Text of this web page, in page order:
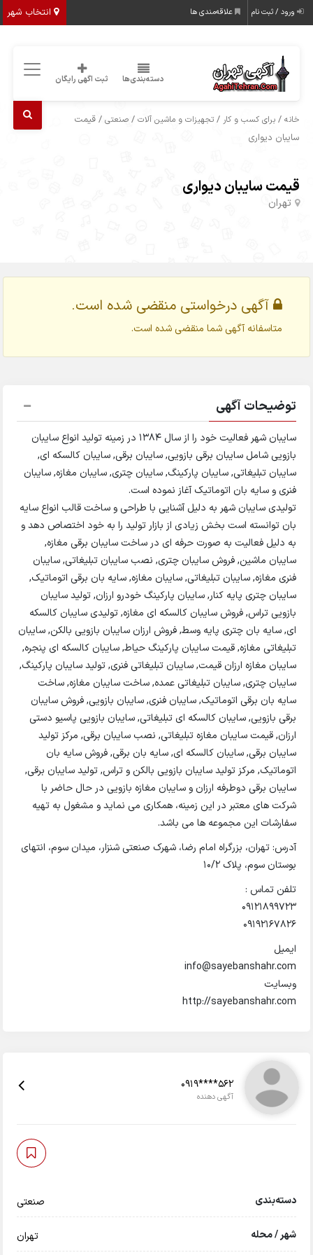
انتخاب شهر ورود / ثبت نام علاقه‌مندی ها
دسته‌بندی‌ها ثبت اگهی رایگان
خانه /برای کسب و کار /تجهیزات و ماشین آلات /صنعتی / قیمت
سایبان دیواری
قیمت سایبان دیواری
تهران
آگهی درخواستی منقضی شده است.
متاسفانه آگهی شما منقضی شده است.
توضیحات آگهی
سایبان شهر فعالیت خود را از سال 1384 در زمینه تولید انواع سایبان
بازویی شامل سایبان برقی بازویی, سایبان برقی, سایبان کالسکه ای,
سایبان تبلیغاتی, سایبان پارکینگ, سایبان چتری, سایبان مغازه, سایبان
فنری و سایه بان اتوماتیک آغاز نموده است.
تولیدی سایبان شهر به دلیل آشنایی با طراحی و ساخت قالب انواع سایه
بان توانسته است بخش زیادی از بازار تولید را به خود اختصاص دهد و
به دلیل فعالیت به صورت حرفه ای در ساخت سایبان برقی مغازه,
سایبان ماشین, فروش سایبان چتری, نصب سایبان تبلیغاتی, سایبان
فنری مغازه, سایبان تبلیغاتی, سایبان مغازه, سایه بان برقی اتوماتیک,
سایبان چتری پایه کنار, سایبان پارکینگ خودرو ارزان, تولید سایبان
بازویی تراس, فروش سایبان کالسکه ای مغازه, تولیدی سایبان کالسکه
ای, سایه بان چتری پایه وسط, فروش ارزان سایبان بازویی بالکن, سایبان
تبلیغاتی مغازه, قیمت سایبان پارکینگ حیاط, سایبان کالسکه ای پنجره,
سایبان مغازه ارزان قیمت, سایبان تبلیغاتی فنری, تولید سایبان پارکینگ,
سایبان چتری, سایبان تبلیغاتی عمده, ساخت سایبان مغازه, ساخت
سایه بان برقی اتوماتیک, سایبان فنری, سایبان بازویی, فروش سایبان
برقی بازویی, سایبان کالسکه ای تبلیغاتی, سایبان بازویی پاسیو دستی
ارزان, قیمت سایبان مغازه تبلیغاتی, نصب سایبان برقی, مرکز تولید
سایبان برقی, سایبان کالسکه ای, سایه بان برقی, فروش سایه بان
اتوماتیک, مرکز تولید سایبان بازویی بالکن و تراس, تولید سایبان برقی,
سایبان برقی دوطرفه ارزان و سایبان مغازه بازویی در حال حاضر با
شرکت های معتبر در این زمینه، همکاری می نماید و مشغول به تهیه
سفارشات این مجموعه ها می باشد.
آدرس: تهران، بزرگراه امام رضا، شهرک صنعتی شنزار، میدان سوم، انتهای
بوستان سوم، پلاک 10/2
تلفن تماس :
09121899723
09192167826
ایمیل
info@sayebanshahr.com
وبسایت
http://sayebanshahr.com
0919****562
آگهی دهنده
دسته‌بندی صنعتی
شهر / محله تهران